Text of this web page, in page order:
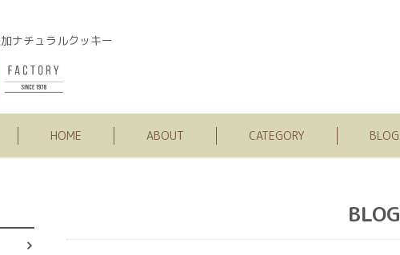
ナチュラルクッキー
HOME ABOUT CATEGORY BLOG
BLOG